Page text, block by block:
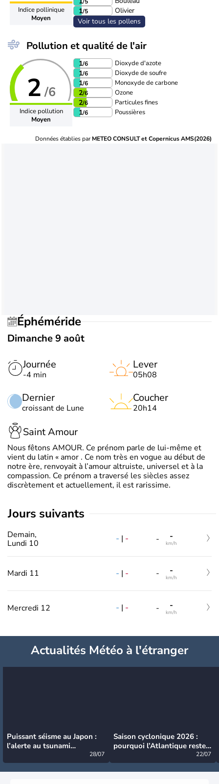
Indice pollinique
Moyen
1/5
Olivier
Voir tous les pollens
Pollution et qualité de l'air
2 /6
Indice pollution
Moyen
1/6 Dioxyde d'azote
1/6 Dioxyde de soufre
1/6 Monoxyde de carbone
2/6 Ozone
2/6 Particules fines
1/6 Poussières
Données établies parMETEO CONSULT et Copernicus AMS(2026)
Éphéméride
Dimanche 9 août
Journée
-4 min
Dernier
croissant de Lune
Lever
05h08
Coucher
20h14
Saint Amour
Nous fêtons AMOUR. Ce prénom parle de lui-même et
vient du latin « amor . Ce nom très en vogue au début de
notre ère, renvoyait à l’amour altruiste, universel et à la
compassion. Ce prénom a traversé les siècles assez
discrètement et actuellement, il est rarissime.
jours suivants
Demain,
Lundi 10
- | - - -
km/h
Mardi 11 - | - - -
km/h
Mercredi 12 - | - - -
km/h
Actualités Météo à l'étranger
Puissant séisme au Japon :
l’alerte au tsunami
28/07
Saison cyclonique 2026 :
pourquoi l’Atlantique reste
22/07